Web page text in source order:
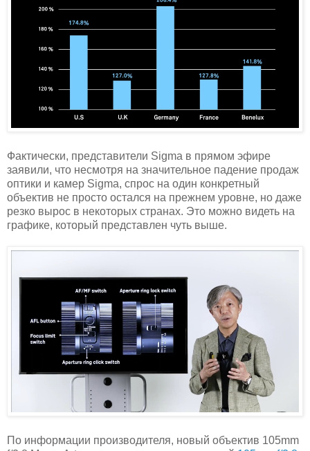
Фактически, представители Sigma в прямом эфире
заявили, что несмотря на значительное падение продаж
оптики и камер Sigma, спрос на один конкретный
объектив не просто остался на прежнем уровне, но даже
резко вырос в некоторых странах. Это можно видеть на
графике, который представлен чуть выше.
По информации производителя, новый объектив 105mm